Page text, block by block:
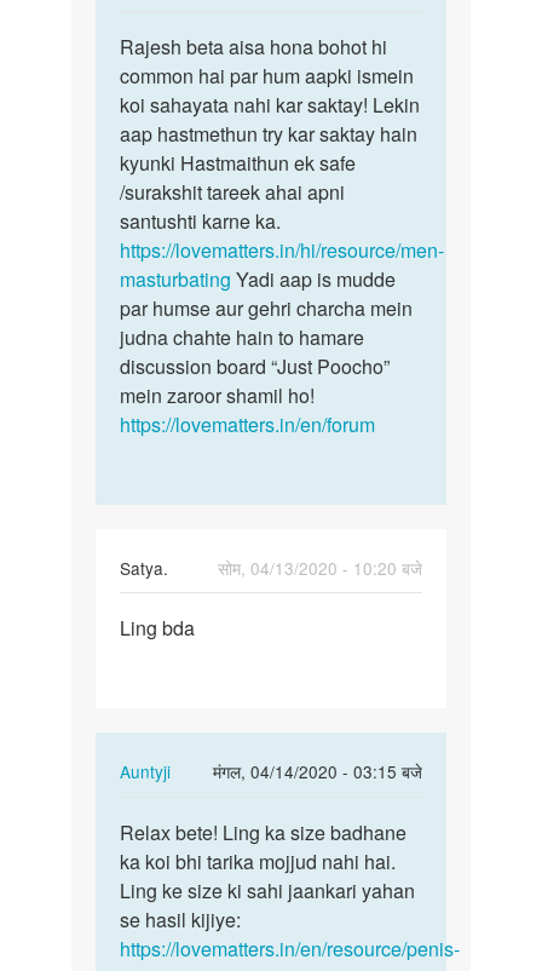
to
Sax
karn
ha
by
Rajesh
Rajesh
beta
aisa
hona
bohot…
Rajesh beta aisa hona bohot hi
common hai par hum aapki ismein
koi sahayata nahi kar saktay! Lekin
aap hastmethun try kar saktay hain
kyunki Hastmaithun ek safe
/surakshit tareek ahai apni
santushti karne ka.
https://lovematters.in/hi/resource/men-
masturbating Yadi aap is mudde
par humse aur gehri charcha mein
judna chahte hain to hamare
discussion board “Just Poocho”
mein zaroor shamil ho!
https://lovematters.in/en/forum
Satya.
सोम, 04/13/2020 - 10:20 बजे
Ling
Ling bda
Auntyji
मंगल, 04/14/2020 - 03:15 बजे
In
to
Ling
bda
by
Satya.
Relax
bete!
Ling
ka
size…
Relax bete! Ling ka size badhane
ka koi bhi tarika mojjud nahi hai.
Ling ke size ki sahi jaankari yahan
se hasil kijiye:
https://lovematters.in/en/resource/penis-